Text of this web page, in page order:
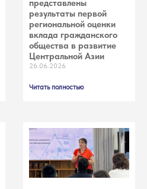
представлены
результаты первой
региональной оценки
вклада гражданского
общества в развитие
Центральной Азии
26.06.2026
Читать полностью